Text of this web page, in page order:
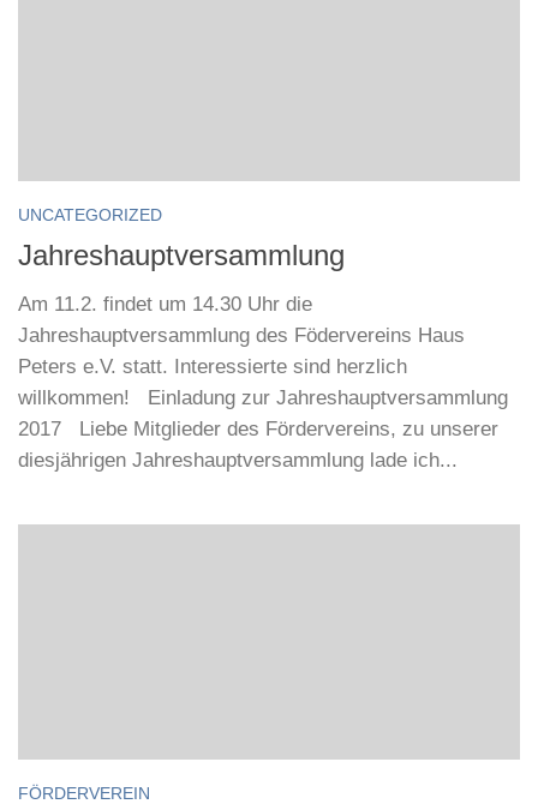
UNCATEGORIZED
Jahreshauptversammlung
Am 11.2. findet um 14.30 Uhr die
Jahreshauptversammlung des Födervereins Haus
Peters e.V. statt. Interessierte sind herzlich
willkommen! Einladung zur Jahreshauptversammlung
2017 Liebe Mitglieder des Fördervereins, zu unserer
diesjährigen Jahreshauptversammlung lade ich...
FÖRDERVEREIN